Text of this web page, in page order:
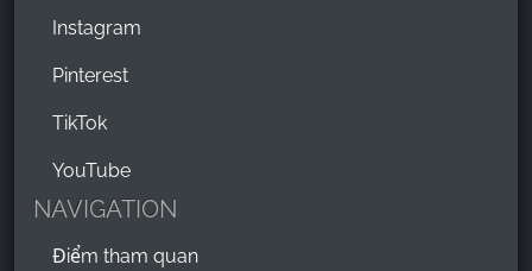
Instagram
Pinterest
TikTok
YouTube
NAVIGATION
Điểm tham quan